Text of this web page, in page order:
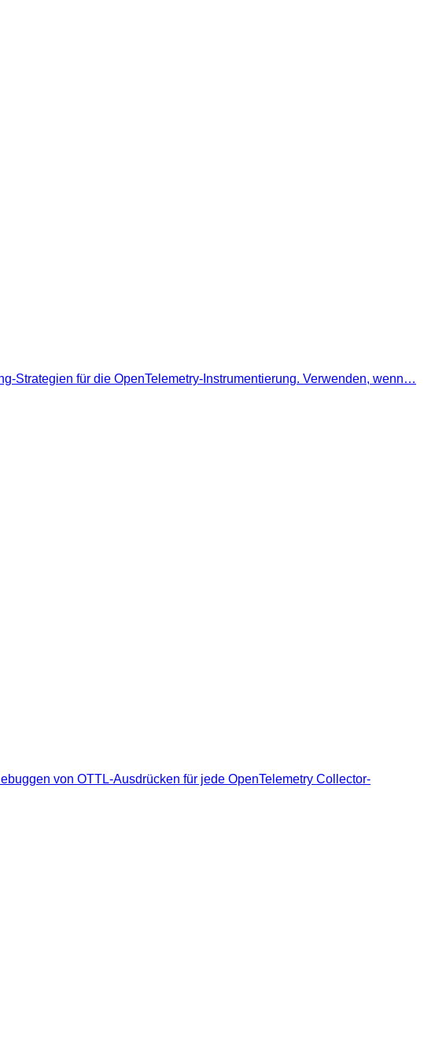
Strategien für die OpenTelemetry-Instrumentierung. Verwenden, wenn…
von OTTL-Ausdrücken für jede OpenTelemetry Collector-